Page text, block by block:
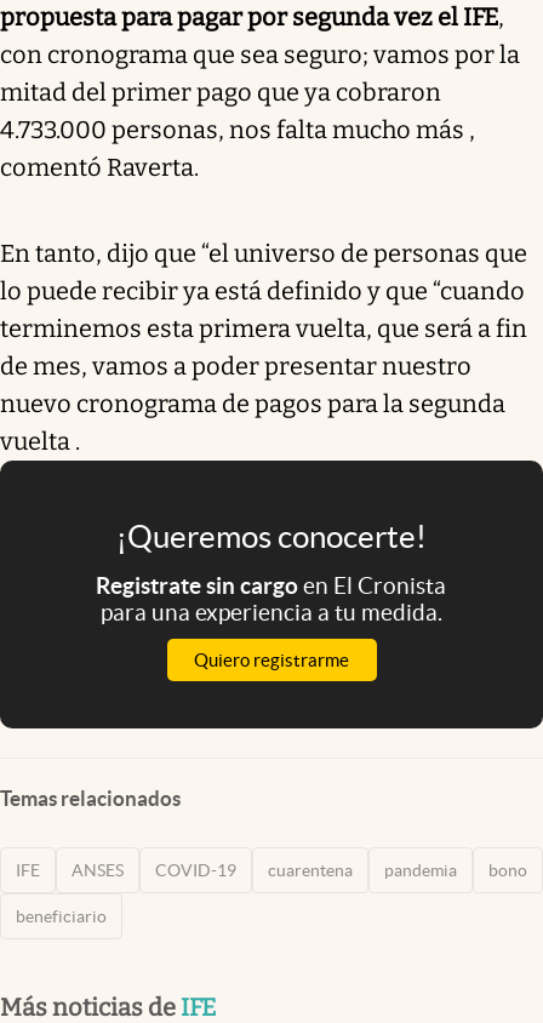
propuesta para pagar por segunda vez el IFE,
con cronograma que sea seguro; vamos por la
mitad del primer pago que ya cobraron
4.733.000 personas, nos falta mucho más ,
comentó Raverta.
En tanto, dijo que “el universo de personas que
lo puede recibir ya está definido y que “cuando
terminemos esta primera vuelta, que será a fin
de mes, vamos a poder presentar nuestro
nuevo cronograma de pagos para la segunda
vuelta .
¡Queremos conocerte!
Registrate sin cargoen El Cronista
para una experiencia a tu medida.
Quiero registrarme
Temas relacionados
IFE ANSES COVID-19 cuarentena pandemia bono
beneficiario
Más noticias de IFE